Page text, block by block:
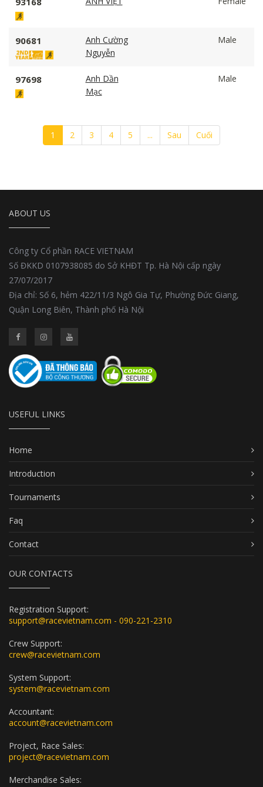
90681
Anh Cường
Nguyễn
Male
97698
Anh Dần
Mạc
Male
1 2 3 4 5 ... Sau Cuối
ABOUT US
Công ty Cổ phần RACE VIETNAM
Số ĐKKD 0107938085 do Sở KHĐT Tp. Hà Nội cấp ngày
27/07/2017
Địa chỉ: Số 6, hẻm 422/11/3 Ngô Gia Tự, Phường Đức Giang,
Quận Long Biên, Thành phố Hà Nội
USEFUL LINKS
Home
Introduction
Tournaments
Faq
Contact
OUR CONTACTS
Registration Support:
support@racevietnam.com - 090-221-2310
Crew Support:
crew@racevietnam.com
System Support:
system@racevietnam.com
Accountant:
account@racevietnam.com
Project, Race Sales:
project@racevietnam.com
Merchandise Sales: